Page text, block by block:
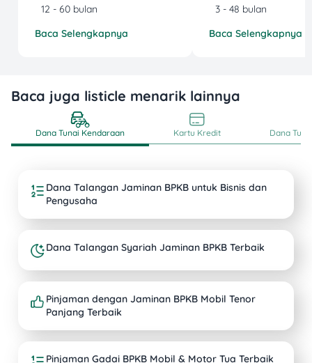
12 - 60 bulan
Baca Selengkapnya
3 - 48 bulan
Baca Selengkapnya
Baca juga listicle menarik lainnya
Dana Tunai Kendaraan Kartu Kredit Dana
Dana Talangan Jaminan BPKB untuk Bisnis dan
Pengusaha
Dana Talangan Syariah Jaminan BPKB Terbaik
Pinjaman dengan Jaminan BPKB Mobil Tenor
Panjang Terbaik
Pinjaman Gadai BPKB Mobil & Motor Tua Terbaik